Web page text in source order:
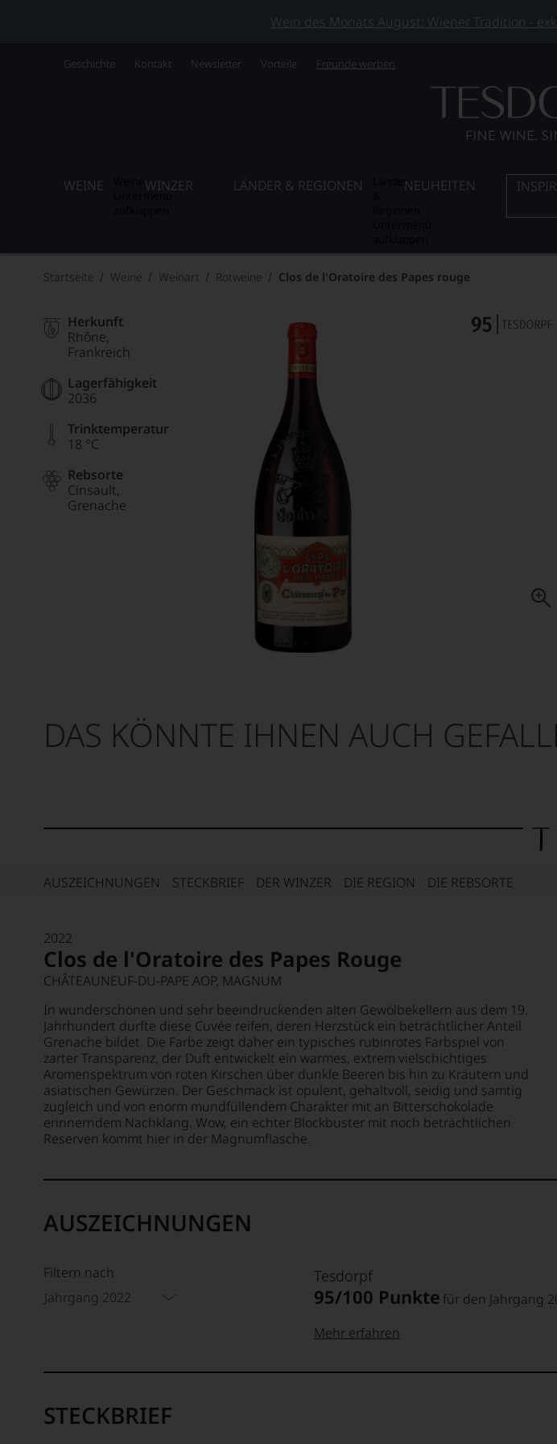
Wein des Monats August: Wiener Tradition -
Geschichte Kontakt Newsletter Vorteile Freunde werben
WEINE WINZER LÄNDER & REGIONEN
LänderNEUHEITEN
Startseite Weine Weinart Rotweine Clos de l'Oratoire des Papes rouge
Herkunft
Rhône
Frankreich
Lagerfähigkeit
2036
Trinktemperatur
18 °C
Rebsorte
Cinsault
Grenache
DAS KÖNNTE IHNEN AUCH
AUSZEICHNUNGEN STECKBRIEF DER WINZER DIE REGION DIE REBSORTE
2022
Clos de l'Oratoire des Papes Rouge
CHÂTEAUNEUF-DU-PAPE AOP, MAGNUM
In wunderschönen und sehr beeindruckenden alten Gewölbekellern aus dem 19.
Jahrhundert durfte diese Cuvée reifen, deren Herzstück ein beträchtlicher Anteil
Grenache bildet. Die Farbe zeigt daher ein typisches rubinrotes Farbspiel von
zarter Transparenz, der Duft entwickelt ein warmes, extrem vielschichtiges
Aromenspektrum von roten Kirschen über dunkle Beeren bis hin zu Kräutern und
asiatischen Gewürzen. Der Geschmack ist opulent, gehaltvoll, seidig und samtig
zugleich und von enorm mundfüllendem Charakter mit an Bitterschokolade
erinnerndem Nachklang. Wow, ein echter Blockbuster mit noch beträchtlichen
Reserven kommt hier in der Magnumflasche.
AUSZEICHNUNGEN
Filtern nach
Jahrgang 2022
Tesdorpf
95/100 Punkte für den Jahrgang
99–100 Punkte:
Tesdorpf
Mehr erfahren
STECKBRIEF